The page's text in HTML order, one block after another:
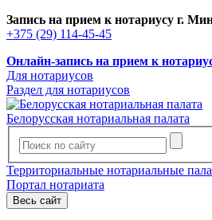
Запись на прием к нотариусу г.
+375 (29) 114-45-45
Онлайн-запись на прием к
Для нотариусов
Раздел для нотариусов
Белорусская нотариальная палата
Территориальные нотариальные
Портал нотариата
Весь сайт